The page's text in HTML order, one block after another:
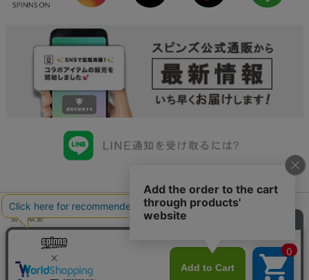
会社概要 会員規約について
店舗一覧
特定商取引法に基づく表示 古物商許可申請番号一覧